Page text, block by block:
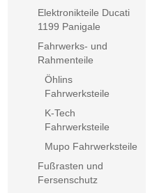
Elektronikteile Ducati
1199 Panigale
Fahrwerks- und
Rahmenteile
Öhlins
Fahrwerksteile
K-Tech
Fahrwerksteile
Mupo Fahrwerksteile
Fußrasten und
Fersenschutz